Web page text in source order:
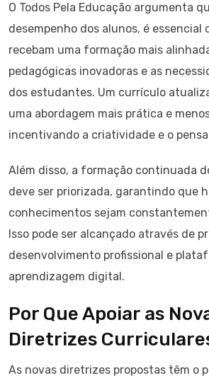
O Todos Pela Educação argumenta
desempenho dos alunos, é essencial
recebam uma formação mais
pedagógicas inovadoras e as
dos estudantes. Um currículo
uma abordagem mais prática e
incentivando a criatividade e o
Além disso, a formação continuada
deve ser priorizada, garantindo que
conhecimentos sejam
Isso pode ser alcançado através de
desenvolvimento profissional e
aprendizagem digital.
Por Que Apoiar as
Diretrizes
As novas diretrizes propostas têm o